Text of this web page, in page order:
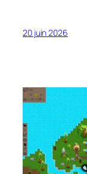
20 juin 2026